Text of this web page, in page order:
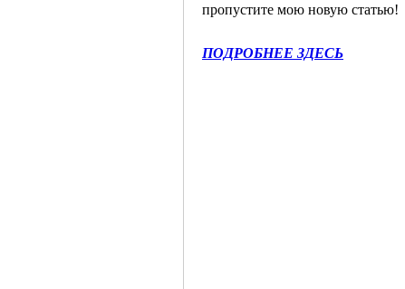
пропустите мою новую статью!
ПОДРОБНЕЕ ЗДЕСЬ